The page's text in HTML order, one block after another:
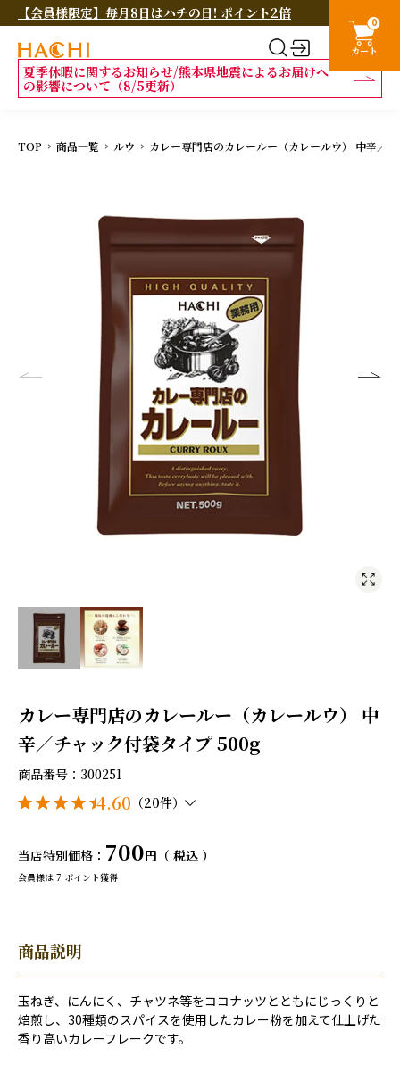
【会員様限定】毎月8日はハチの日! ポイント2倍
夏季休暇に関するお知らせ/熊本県地震によるお届けへ
の影響について（8/5更新）
0
カート
TOP 商品一覧 ルウ カレー専門店のカレールー（カレールウ） 中辛／
カレー専門店のカレールー（カレールウ） 中
辛／チャック付袋タイプ 500g
商品番号 300251
4.60 （20件）
当店特別価格 700 税込
会員様は 7 ポイント獲得
商品説明
玉ねぎ、にんにく、チャツネ等をココナッツとともにじっくりと
焙煎し、30種類のスパイスを使用したカレー粉を加えて仕上げた
香り高いカレーフレークです。